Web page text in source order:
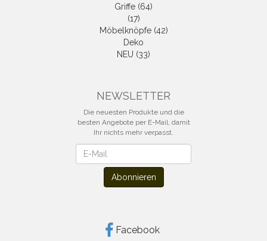
Griffe (64)
(17)
Möbelknöpfe (42)
Deko
NEU (33)
NEWSLETTER
Die neuesten Produkte und die
besten Angebote per E-Mail, damit
Ihr nichts mehr verpasst.
Abonnieren
Facebook